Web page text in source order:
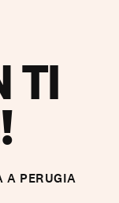
TI
A PERUGIA